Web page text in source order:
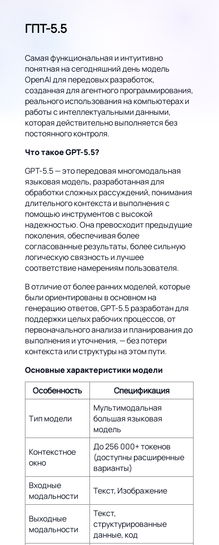
ГПТ-5.5
Самая функциональная и интуитивно
понятная на сегодняшний день модель
OpenAI для передовых разработок,
созданная для агентного программирования,
реального использования на компьютерах и
работы с интеллектуальными данными,
которая действительно выполняется без
постоянного контроля.
Что такое GPT-5.5?
GPT-5.5 — это передовая многомодальная
языковая модель, разработанная для
обработки сложных рассуждений, понимания
длительного контекста и выполнения с
помощью инструментов с высокой
надежностью. Она превосходит предыдущие
поколения, обеспечивая более
согласованные результаты, более сильную
логическую связность и лучшее
соответствие намерениям пользователя.
В отличие от более ранних моделей, которые
были ориентированы в основном на
генерацию ответов, GPT-5.5 разработан для
поддержки целых рабочих процессов, от
первоначального анализа и планирования до
выполнения и уточнения, — без потери
контекста или структуры на этом пути.
Основные характеристики модели
Особенность
Спецификация
Тип модели
Мультимодальная
большая языковая
модель
Контекстное
окно
До 256 000+ токенов
(доступны расширенные
варианты)
Входные
модальности
Текст, Изображение
Выходные
модальности
Текст,
структурированные
данные, код